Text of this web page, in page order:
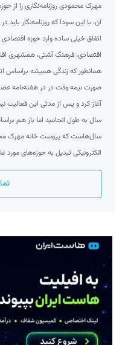
مهرک محمودی روزنامه‌نگاری را از
آن، با این سودا که روزنامه‌نگار
اتفاق خیلی ساده وارد حوزه اقتصادی
اقتصادی، فرهنگ آشتی، همشهری
همانطور که زندگی همیشه براساس
صورت نیمه وقت در در هفته‌نامه
سال به طول انجامید اما باز هم
سال‌هاست که پیوست خانه مهرک
الکترونیکی تبدیل به حوزه‌های مورد